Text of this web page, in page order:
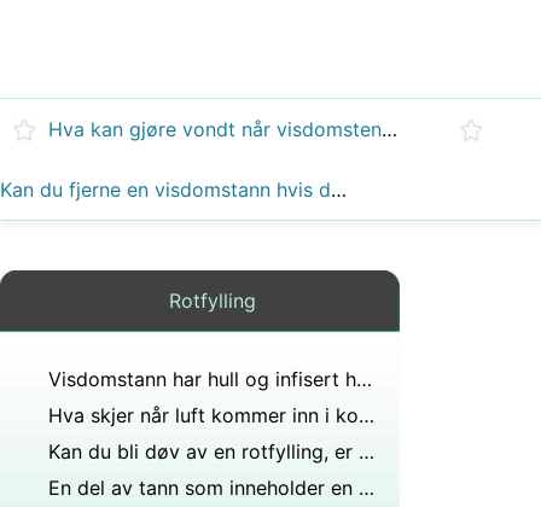
Hva kan gjøre vondt når visdomstennene dine kommer inn?
Kan du fjerne en visdomstann hvis den fortsatt er infisert?
Rotfylling
Visdomstann har hull og infisert hvordan fikser du det?
Hva skjer når luft kommer inn i kontinuerlig blæreskylling?
Kan du bli døv av en rotfylling, er det nerve øret til tenner?
En del av tann som inneholder en rik forsyning nerver og blodårer?